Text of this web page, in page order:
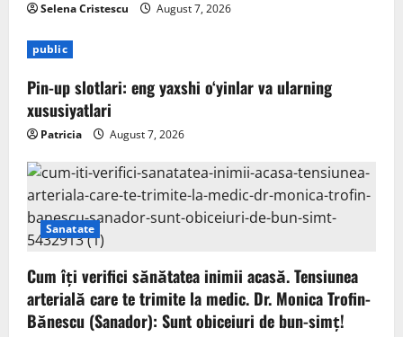
Selena Cristescu August 7, 2026
public
Pin-up slotlari: eng yaxshi o‘yinlar va ularning
xususiyatlari
Patricia August 7, 2026
Sanatate
Cum îți verifici sănătatea inimii acasă. Tensiunea
arterială care te trimite la medic. Dr. Monica Trofin-
Bănescu (Sanador): Sunt obiceiuri de bun-simț!